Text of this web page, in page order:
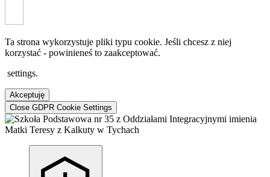
Ta strona wykorzystuje pliki typu cookie. Jeśli chcesz z niej
korzystać - powinieneś to zaakceptować.
settings.
Akceptuję
Close GDPR Cookie Settings